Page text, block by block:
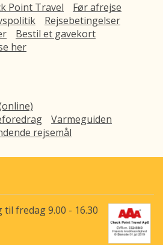
Point Travel
Før afrejse
Rejsebetingelser
Bestil et gavekort
her
Varmeguiden
rejsemål
fredag 9.00 - 16.30